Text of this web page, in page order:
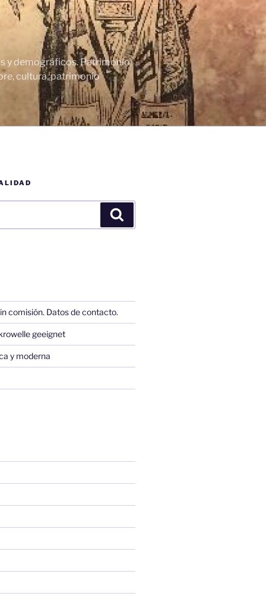
y demográficos. Patrimonio
cultura, patrimonio
comisión. Datos de contacto.
geeignet
y moderna